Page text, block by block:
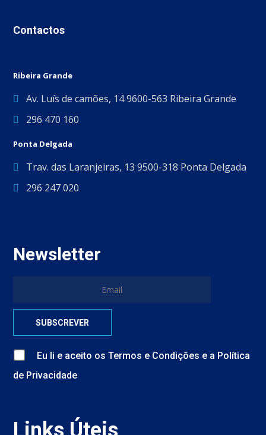
Contactos
Ribeira Grande
Av. Luís de camões, 14 9600-563 Ribeira Grande
296 470 160
Ponta Delgada
Trav. das Laranjeiras, 13 9500-318 Ponta Delgada
296 247 020
Newsletter
Eu li e aceito osTermos e Condições e a Política
de Privacidade